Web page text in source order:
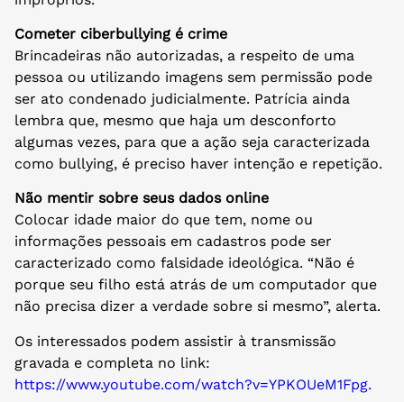
Cometer ciberbullying é crime
Brincadeiras não autorizadas, a respeito de uma
pessoa ou utilizando imagens sem permissão pode
ser ato condenado judicialmente. Patrícia ainda
lembra que, mesmo que haja um desconforto
algumas vezes, para que a ação seja caracterizada
como bullying, é preciso haver intenção e repetição.
Não mentir sobre seus dados online
Colocar idade maior do que tem, nome ou
informações pessoais em cadastros pode ser
caracterizado como falsidade ideológica. “Não é
porque seu filho está atrás de um computador que
não precisa dizer a verdade sobre si mesmo”, alerta.
Os interessados podem assistir à transmissão
gravada e completa no link:
https://www.youtube.com/watch?v=YPKOUeM1Fpg.